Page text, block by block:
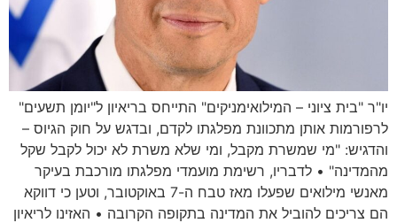
יו"ר "בית ציוני – המילואימניקים" התייחס בריאיון ל"יומן תשעים"
לרפורמות אותן מתכוונת מפלגתו לקדם, ובדגש על חוק הגיוס –
והדגיש: "מי שמשרת מקבל, ומי שלא משרת לא יכול לקבל שקל
מהמדינה" • לדבריו, רשימת מועמדי מפלגתו מורכבת בעיקר
מאנשי מילואים שפעלו מאז טבח ה-7 באוקטובר, וטען כי דווקא
הם צריכים להוביל את המדינה בתקופה הקרובה • האזינו לריאיון